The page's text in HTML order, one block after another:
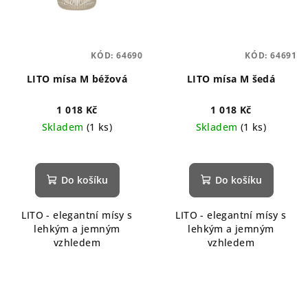
LITO mísa M béžová
1 018 Kč
Skladem (1 ks)
Do košíku
LITO - elegantní mísy s
lehkým a jemným
vzhledem
KÓD: 64690
LITO mísa M šedá
1 018 Kč
Skladem (1 ks)
Do košíku
LITO - elegantní mísy s
lehkým a jemným
vzhledem
KÓD: 64691